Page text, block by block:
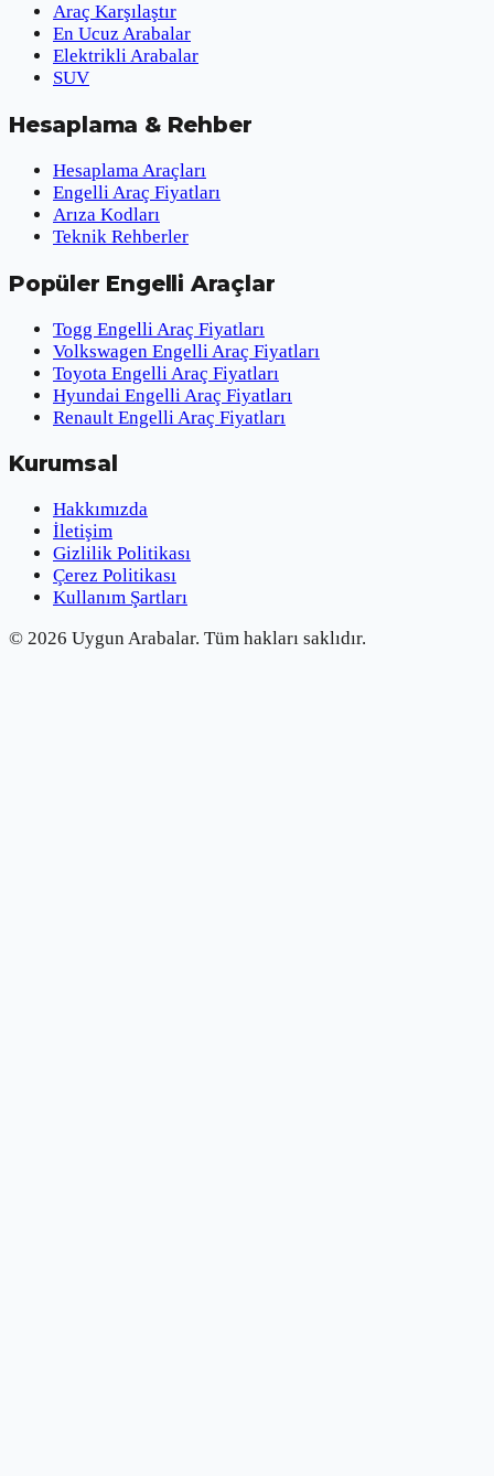
Araç Karşılaştır
En Ucuz Arabalar
Elektrikli Arabalar
SUV
Hesaplama & Rehber
Hesaplama Araçları
Engelli Araç Fiyatları
Arıza Kodları
Teknik Rehberler
Popüler Engelli Araçlar
Togg Engelli Araç Fiyatları
Volkswagen Engelli Araç Fiyatları
Toyota Engelli Araç Fiyatları
Hyundai Engelli Araç Fiyatları
Renault Engelli Araç Fiyatları
Kurumsal
Hakkımızda
İletişim
Gizlilik Politikası
Çerez Politikası
Kullanım Şartları
© 2026 Uygun Arabalar. Tüm hakları saklıdır.